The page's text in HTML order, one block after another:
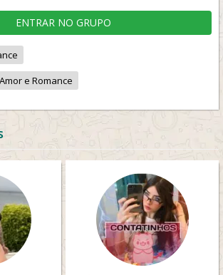
ENTRAR NO GRUPO
Amor e Romance